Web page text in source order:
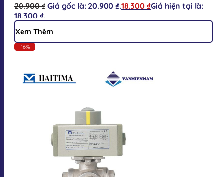
20.900₫ Giá gốc là: 20.900 ₫.18.300 ₫Giá hiện tại là:
18.300 ₫.
Xem Thêm
-16%